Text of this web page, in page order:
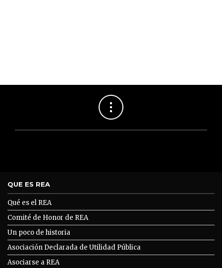
QUE ES REA
Qué es el REA
Comité de Honor de REA
Un poco de historia
Asociación Declarada de Utilidad Pública
Asociarse a REA